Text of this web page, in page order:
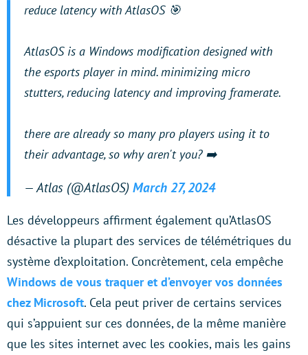
reduce latency with AtlasOS 🎯
AtlasOS is a Windows modification designed with
the esports player in mind. minimizing micro
stutters, reducing latency and improving framerate.
there are already so many pro players using it to
their advantage, so why aren't you? ➡️
— Atlas (@AtlasOS) March 27, 2024
Les développeurs affirment également qu’AtlasOS
désactive la plupart des services de télémétriques du
système d’exploitation. Concrètement, cela empêche
Windows de vous traquer et d’envoyer vos données
chez Microsoft. Cela peut priver de certains services
qui s’appuient sur ces données, de la même manière
que les sites internet avec les cookies, mais les gains